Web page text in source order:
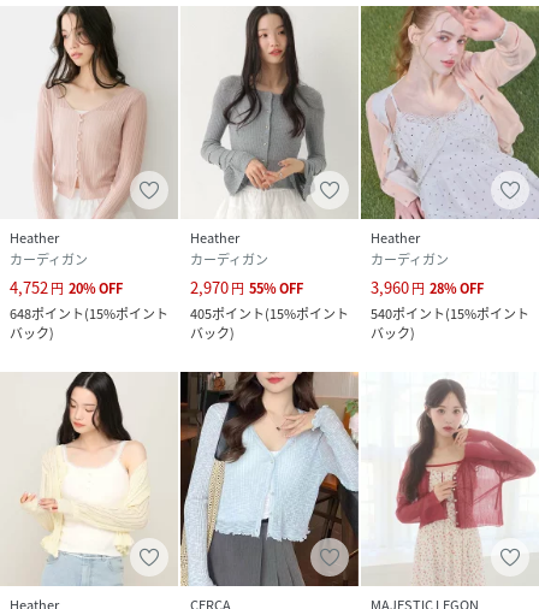
Heather
カーディガン
4,752円 20%OFF
648ポイント(15%ポイント
バック)
Heather
カーディガン
2,970円 55%OFF
405ポイント(15%ポイント
バック)
Heather
カーディガン
3,960円 28%OFF
540ポイント(15%ポイント
バック)
Heather CERCA MAJESTIC LEGON